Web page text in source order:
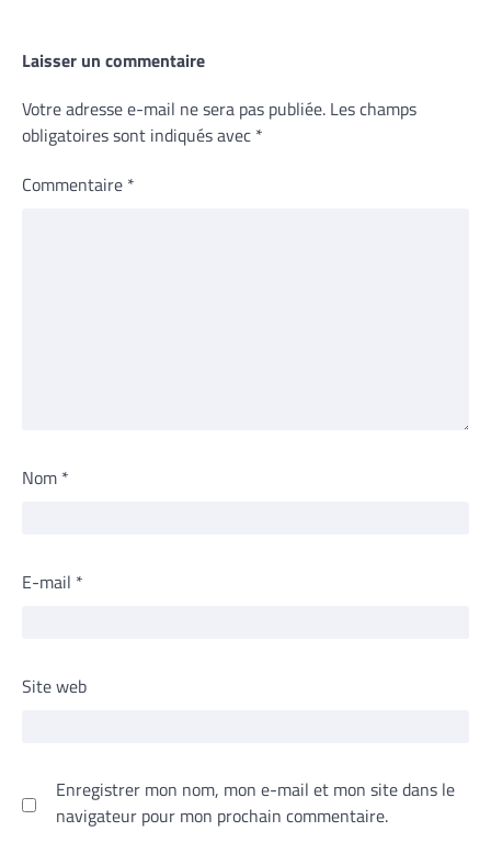
Laisser un commentaire
Votre adresse e-mail ne sera pas publiée. Les champs
obligatoires sont indiqués avec *
Commentaire *
Nom *
E-mail *
Site web
Enregistrer mon nom, mon e-mail et mon site dans le
navigateur pour mon prochain commentaire.